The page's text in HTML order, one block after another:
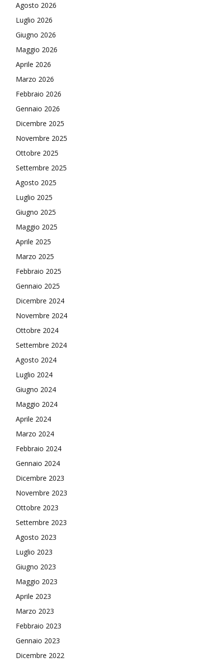
Agosto 2026
Luglio 2026
Giugno 2026
Maggio 2026
Aprile 2026
Marzo 2026
Febbraio 2026
Gennaio 2026
Dicembre 2025
Novembre 2025
Ottobre 2025
Settembre 2025
Agosto 2025
Luglio 2025
Giugno 2025
Maggio 2025
Aprile 2025
Marzo 2025
Febbraio 2025
Gennaio 2025
Dicembre 2024
Novembre 2024
Ottobre 2024
Settembre 2024
Agosto 2024
Luglio 2024
Giugno 2024
Maggio 2024
Aprile 2024
Marzo 2024
Febbraio 2024
Gennaio 2024
Dicembre 2023
Novembre 2023
Ottobre 2023
Settembre 2023
Agosto 2023
Luglio 2023
Giugno 2023
Maggio 2023
Aprile 2023
Marzo 2023
Febbraio 2023
Gennaio 2023
Dicembre 2022